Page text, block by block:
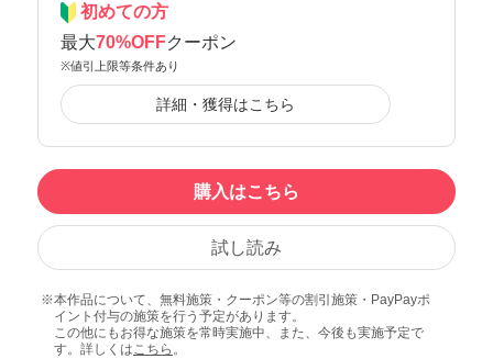
初めての方
最大70%OFFクーポン
※値引上限等条件あり
詳細・獲得はこちら
購入はこちら
試し読み
本作品について、無料施策・クーポン等の割引施策・PayPayポ
イント付与の施策を行う予定があります。
この他にもお得な施策を常時実施中、また、今後も実施予定で
す。詳しくはこちら 。